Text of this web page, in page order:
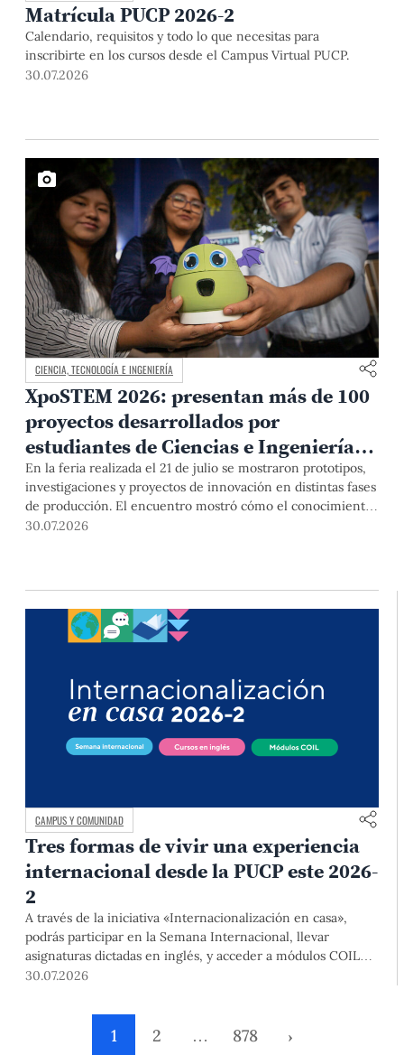
Matrícula PUCP 2026-2
Calendario, requisitos y todo lo que necesitas para
inscribirte en los cursos desde el Campus Virtual PUCP.
30.07.2026
CIENCIA, TECNOLOGÍA E INGENIERÍA
XpoSTEM 2026: presentan más de 100
proyectos desarrollados por
estudiantes de Ciencias e Ingeniería
PUCP orientados a atender
necesidades del país
En la feria realizada el 21 de julio se mostraron prototipos,
investigaciones y proyectos de innovación en distintas fases
de producción. El encuentro mostró cómo el conocimiento
adquirido en las aulas puede responder a desafíos concretos
30.07.2026
CAMPUS Y COMUNIDAD
Tres formas de vivir una experiencia
internacional desde la PUCP este 2026-
2
A través de la iniciativa «Internacionalización en casa»,
podrás participar en la Semana Internacional, llevar
asignaturas dictadas en inglés, y acceder a módulos COIL
junto con estudiantes y docentes de universidades
mediante el Campus Virtual, durante la Matrícula 2026-2.
30.07.2026
1 2 … 878 ›